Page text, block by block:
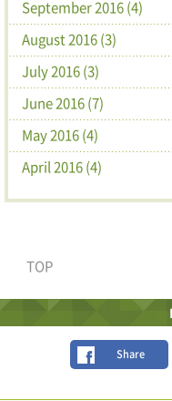
September 2016 (4)
August 2016 (3)
July 2016 (3)
June 2016 (7)
May 2016 (4)
April 2016 (4)
TOP
Share